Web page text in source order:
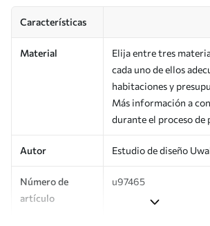
Características
Material
Elija entre tres
cada uno de ellos
habitaciones y
Más información a
durante el proceso de
Autor Estudio de diseño
Número de
artículo
u97465